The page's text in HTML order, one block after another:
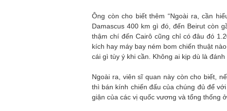
Ông còn cho biết thêm “Ngoài ra, cần
Damascus 400 km gì đó, đến Beirut còn
thậm chí đến Cairô cũng chỉ có đâu đó
kích hay máy bay ném bom chiến thuật
cái gì tùy ý khi cần. Không ai kịp dù là đánh
Ngoài ra, viên sĩ quan này còn cho biết,
thì bán kính chiến đấu của chúng đủ để
giận của các vị quốc vương và tổng thống